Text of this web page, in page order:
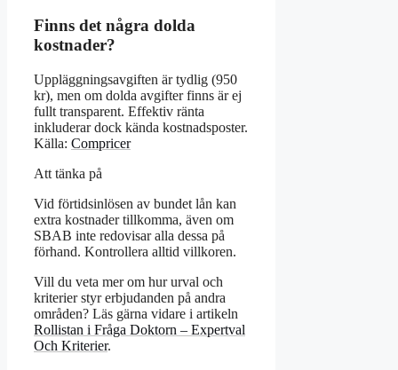
Finns det några dolda
kostnader?
Uppläggningsavgiften är tydlig (950
kr), men om dolda avgifter finns är ej
fullt transparent. Effektiv ränta
inkluderar dock kända kostnadsposter.
Källa: Compricer
Att tänka på
Vid förtidsinlösen av bundet lån kan
extra kostnader tillkomma, även om
SBAB inte redovisar alla dessa på
förhand. Kontrollera alltid villkoren.
Vill du veta mer om hur urval och
kriterier styr erbjudanden på andra
områden? Läs gärna vidare i artikeln
Rollistan i Fråga Doktorn – Expertval
Och Kriterier.